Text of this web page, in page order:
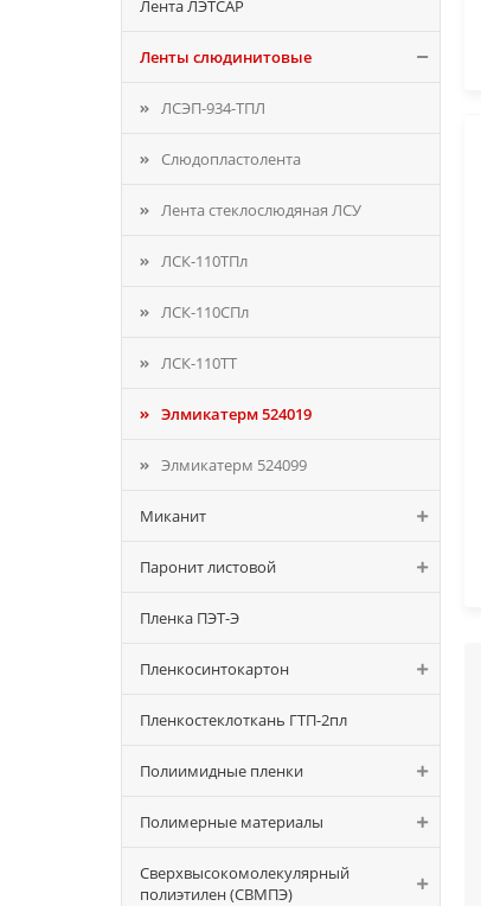
Лента ЛЭТСАР
Ленты слюдинитовые
ЛСЭП-934-ТПЛ
Слюдопластолента
Лента стеклослюдяная ЛСУ
ЛСК-110ТПл
ЛСК-110СПл
ЛСК-110ТТ
Элмикатерм 524019
Элмикатерм 524099
Миканит
Паронит листовой
Пленка ПЭТ-Э
Пленкосинтокартон
Пленкостеклоткань ГТП-2пл
Полиимидные пленки
Полимерные материалы
Сверхвысокомолекулярный
полиэтилен (СВМПЭ)